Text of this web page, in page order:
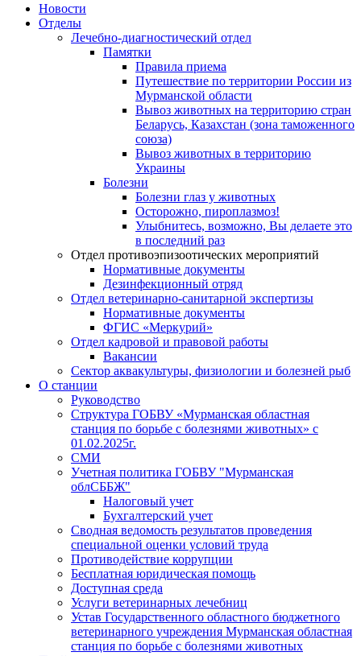
Новости
Отделы
Лечебно-диагностический отдел
Памятки
Правила приема
Путешествие по территории России из
Мурманской области
Вывоз животных на территорию стран
Беларусь, Казахстан (зона таможенного
союза)
Вывоз животных в территорию
Украины
Болезни
Болезни глаз у животных
Осторожно, пироплазмоз!
Улыбнитесь, возможно, Вы делаете это
в последний раз
Отдел противоэпизоотических мероприятий
Нормативные документы
Дезинфекционный отряд
Отдел ветеринарно-санитарной экспертизы
Нормативные документы
ФГИС «Меркурий»
Отдел кадровой и правовой работы
Вакансии
Сектор аквакультуры, физиологии и болезней рыб
О станции
Руководство
Структура ГОБВУ «Мурманская областная
станция по борьбе с болезнями животных» c
01.02.2025г.
СМИ
Учетная политика ГОБВУ "Мурманская
облСББЖ"
Налоговый учет
Бухгалтерский учет
Сводная ведомость результатов проведения
специальной оценки условий труда
Противодействие коррупции
Бесплатная юридическая помощь
Доступная среда
Услуги ветеринарных лечебниц
Устав Государственного областного бюджетного
ветеринарного учреждения Мурманская областная
станция по борьбе с болезнями животных